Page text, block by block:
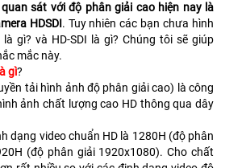
sát với độ phân giải cao hiện nay là
HDSDI. Tuy nhiên các bạn chưa hình
gì? và HD-SDI là gì? Chúng tôi sẽ giúp
mắc này.
là gì?
tải hình ảnh độ phân giải cao) là công
ảnh chất lượng cao HD thông qua dây
dạng video chuẩn HD là 1280H (độ phân
(độ phân giải 1920x1080). Cho chất